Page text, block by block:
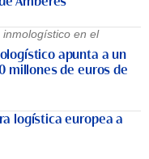
en el
apunta a un
millones de euros de
logística europea a